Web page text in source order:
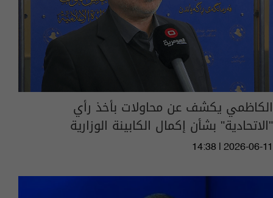
الكاظمي يكشف عن محاولات بأخذ رأي
"الاتحادية" بشأن إكمال الكابينة الوزارية
14:38 | 2026-06-11